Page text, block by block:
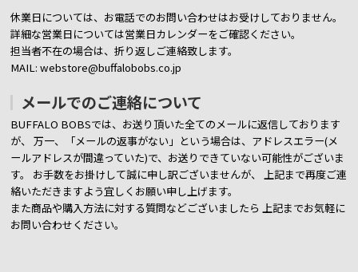
休業日については、お電話でのお問い合わせはお受けしておりません。
詳細な営業日については営業日カレンダーをご確認ください。
担当者不在の場合は、折り返しご連絡致します。
MAIL: webstore@buffalobobs.co.jp
メールでのご連絡について
BUFFALO BOBSでは、お送り頂いた全てのメールに返信しております
が、 万一、「メールの返事がない」という場合は、アドレスエラー(メ
ールアドレスが間違っていた)で、お送りできていない可能性がございま
す。 お手数をお掛けして誠に申し訳ございませんが、 上記まで再度ご連
絡いただきますよう宜しくお願い申し上げます。
また商品や購入方法に対する質問などございましたら上記までお気軽に
お問い合わせください。